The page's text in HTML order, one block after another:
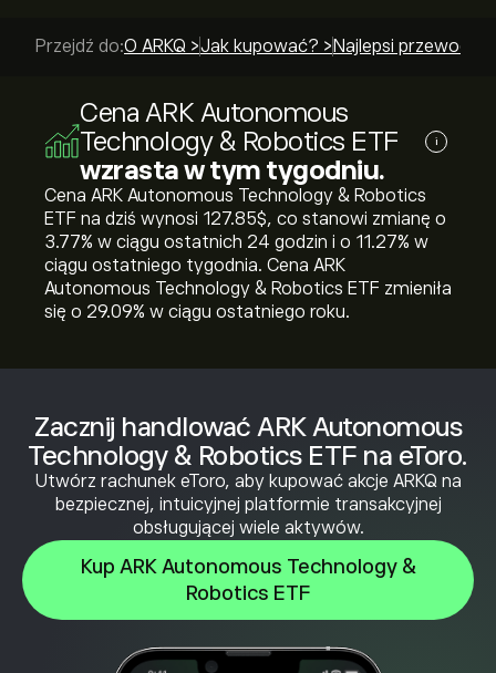
Zacznij handlować ARK Autonomous
Technology & Robotics ETF na eToro.
Utwórz rachunek eToro, aby kupować akcje ARKQ na
bezpiecznej, intuicyjnej platformie transakcyjnej
obsługującej wiele aktywów.
Kup ARK Autonomous Technology &
Robotics ETF
Przejdź do:O ARKQ >Jak kupować? > Najlepsi
Cena ARK Autonomous
Technology & Robotics ETF
wzrasta w tym tygodniu.
i
Cena ARK Autonomous Technology & Robotics
ETF na dziś wynosi 127.85‎$‎, co stanowi zmianę o
‎3.77‎% w ciągu ostatnich 24 godzin i o ‎11.27‎% w
ciągu ostatniego tygodnia. Cena ARK
Autonomous Technology & Robotics ETF zmieniła
się o ‎29.09‎% w ciągu ostatniego roku.